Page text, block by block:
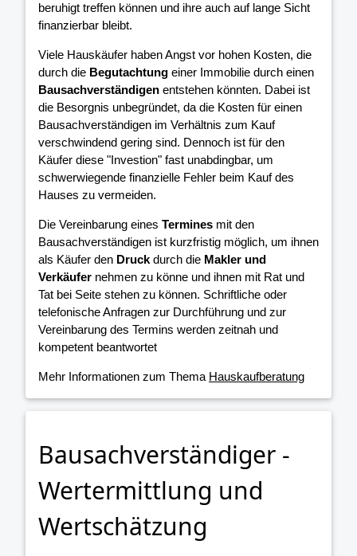
beruhigt treffen können und ihre auch auf lange Sicht
finanzierbar bleibt.
Viele Hauskäufer haben Angst vor hohen Kosten, die
durch die Begutachtung einer Immobilie durch einen
Bausachverständigen entstehen könnten. Dabei ist
die Besorgnis unbegründet, da die Kosten für einen
Bausachverständigen im Verhältnis zum Kauf
verschwindend gering sind. Dennoch ist für den
Käufer diese "Investion" fast unabdingbar, um
schwerwiegende finanzielle Fehler beim Kauf des
Hauses zu vermeiden.
Die Vereinbarung eines Termines mit den
Bausachverständigen ist kurzfristig möglich, um ihnen
als Käufer den Druckdurch die Makler und
Verkäufer nehmen zu könne und ihnen mit Rat und
Tat bei Seite stehen zu können. Schriftliche oder
telefonische Anfragen zur Durchführung und zur
Vereinbarung des Termins werden zeitnah und
kompetent beantwortet
Mehr Informationen zum Thema Hauskaufberatung
Bausachverständiger -
Wertermittlung und
Wertschätzung